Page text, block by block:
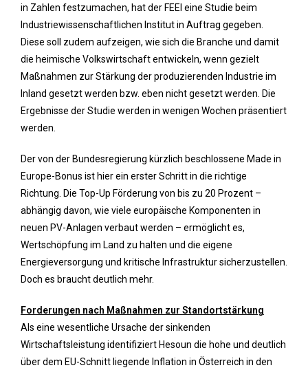
in Zahlen festzumachen, hat der FEEI eine Studie beim
Industriewissenschaftlichen Institut in Auftrag gegeben.
Diese soll zudem aufzeigen, wie sich die Branche und damit
die heimische Volkswirtschaft entwickeln, wenn gezielt
Maßnahmen zur Stärkung der produzierenden Industrie im
Inland gesetzt werden bzw. eben nicht gesetzt werden. Die
Ergebnisse der Studie werden in wenigen Wochen präsentiert
werden.
Der von der Bundesregierung kürzlich beschlossene Made in
Europe-Bonus ist hier ein erster Schritt in die richtige
Richtung. Die Top-Up Förderung von bis zu 20 Prozent –
abhängig davon, wie viele europäische Komponenten in
neuen PV-Anlagen verbaut werden – ermöglicht es,
Wertschöpfung im Land zu halten und die eigene
Energieversorgung und kritische Infrastruktur sicherzustellen.
Doch es braucht deutlich mehr.
Forderungen nach Maßnahmen zur Standortstärkung
Als eine wesentliche Ursache der sinkenden
Wirtschaftsleistung identifiziert Hesoun die hohe und deutlich
über dem EU-Schnitt liegende Inflation in Österreich in den